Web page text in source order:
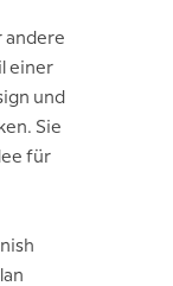
andere
einer
und
Sie
für